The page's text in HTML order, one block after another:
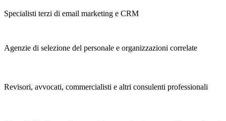
Specialisti terzi di email marketing e CRM
Agenzie di selezione del personale e organizzazioni correlate
Revisori, avvocati, commercialisti e altri consulenti professionali